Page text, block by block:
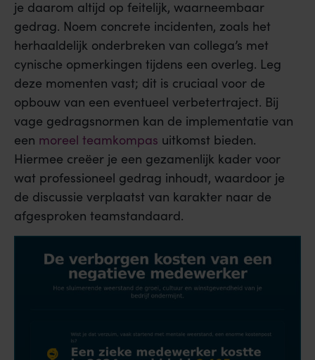
je daarom altijd op feitelijk, waarneembaar
gedrag. Noem concrete incidenten, zoals het
herhaaldelijk onderbreken van collega’s met
cynische opmerkingen tijdens een overleg. Leg
deze momenten vast; dit is cruciaal voor de
opbouw van een eventueel verbetertraject. Bij
vage gedragsnormen kan de implementatie van
een moreel teamkompas uitkomst bieden.
Hiermee creëer je een gezamenlijk kader voor
wat professioneel gedrag inhoudt, waardoor je
de discussie verplaatst van karakter naar de
afgesproken teamstandaard.